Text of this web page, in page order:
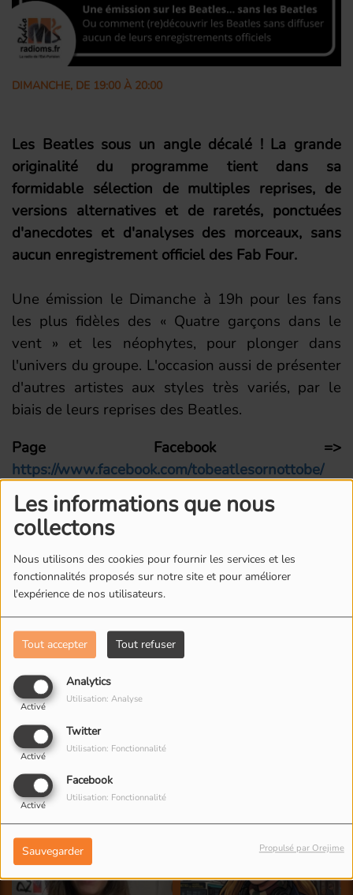
Les informations que nous
collectons
Nous utilisons des cookies pour fournir les services et les
fonctionnalités proposés sur notre site et pour améliorer
l'expérience de nos utilisateurs.
Tout accepter Tout refuser
Analytics
Activé
Utilisation: Analyse
Twitter
Activé
Utilisation: Fonctionnalité
Facebook
Activé
Utilisation: Fonctionnalité
Sauvegarder Propulsé par Orejime
DIMANCHE, DE 19:00 À 20:00
Les Beatles sous un angle décalé ! La grande
originalité du programme tient dans sa
formidable sélection de multiples reprises, de
versions alternatives et de raretés, ponctuées
d'anecdotes et d'analyses des morceaux, sans
aucun enregistrement officiel des Fab Four.
Une émission le Dimanche à 19h pour les fans
les plus fidèles des « Quatre garçons dans le
vent » et les néophytes, pour plonger dans
l'univers du groupe. L'occasion aussi de présenter
d'autres artistes aux styles très variés, par le
biais de leurs reprises des Beatles.
Page Facebook =>
https://www.facebook.com/tobeatlesornottobe/
L'ÉQUIPE DE RADIO M'S